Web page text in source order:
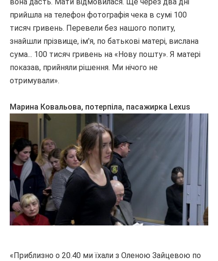
прийшла на телефон фотографія чека в сумі 100
тисяч гривень. Перевели без нашого попиту,
знайшли прізвище, ім'я, по батькові матері, вислана
сума... 100 тисяч гривень на «Нову пошту». Я матері
показав, прийняли рішення. Ми нічого не
отримували».
Марина Ковальова, потерпіла, пасажирка Lexus
«Приблизно о 20.40 ми їхали з Оленою Зайцевою по